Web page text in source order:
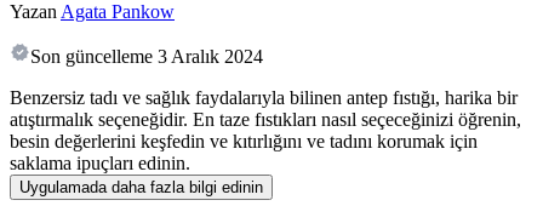
Yazan Agata Pankow
Son güncelleme 3 Aralık 2024
Benzersiz tadı ve sağlık faydalarıyla bilinen antep fıstığı, harika bir
atıştırmalık seçeneğidir. En taze fıstıkları nasıl seçeceğinizi öğrenin,
besin değerlerini keşfedin ve kıtırlığını ve tadını korumak için
saklama ipuçları edinin.
Uygulamada daha fazla bilgi edinin